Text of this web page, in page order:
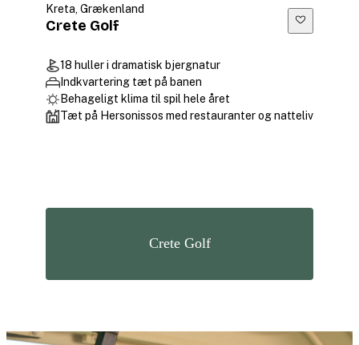
Kreta, Grækenland
Crete Golf
18 huller i dramatisk bjergnatur
Indkvartering tæt på banen
Behageligt klima til spil hele året
Tæt på Hersonissos med restauranter og natteliv
Crete Golf